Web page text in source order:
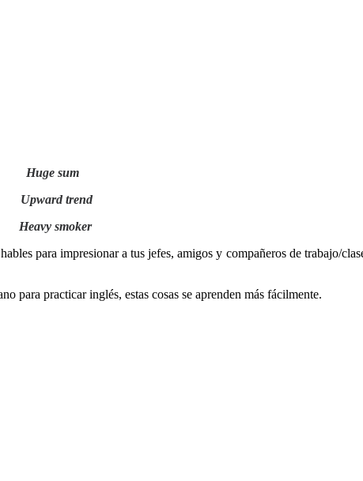
sum
trend
smoker
para impresionar a tus jefes, amigos y compañeros de trabajo/
para practicar inglés, estas cosas se aprenden más fácilmente.